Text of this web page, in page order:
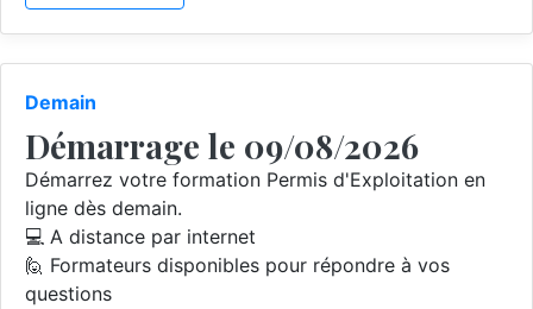
Demain
Démarrage le 09/08/2026
Démarrez votre formation Permis d'Exploitation en
ligne dès demain.
💻 A distance par internet
🙋 Formateurs disponibles pour répondre à vos
questions